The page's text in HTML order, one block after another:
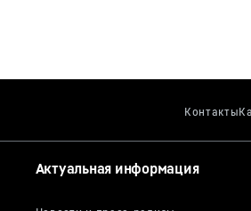
Актуальная информация